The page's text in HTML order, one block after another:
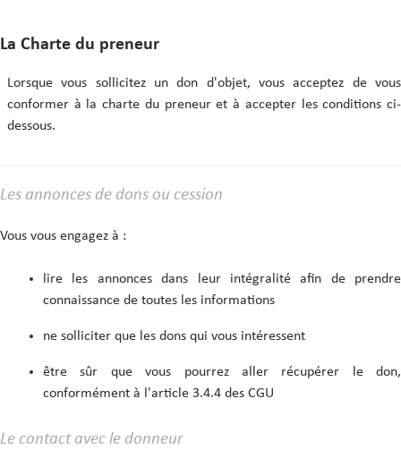
La Charte du preneur
Lorsque vous sollicitez un don d'objet, vous acceptez de vous
conformer à la charte du preneur et à accepter les conditions ci-
dessous.
Les annonces de dons ou cession
Vous vous engagez à :
lire les annonces dans leur intégralité afin de prendre
connaissance de toutes les informations
ne solliciter que les dons qui vous intéressent
être sûr que vous pourrez aller récupérer le don,
conformément à l'article 3.4.4 des CGU
Le contact avec le donneur